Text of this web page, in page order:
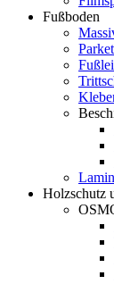
Fußboden
Holzschutz